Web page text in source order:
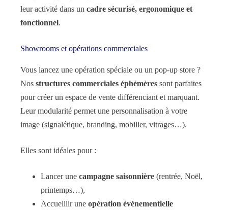
leur activité dans un cadre sécurisé, ergonomique et
fonctionnel.
Showrooms et opérations commerciales
Vous lancez une opération spéciale ou un pop-up store ?
Nos structures commerciales éphémères sont parfaites
pour créer un espace de vente différenciant et marquant.
Leur modularité permet une personnalisation à votre
image (signalétique, branding, mobilier, vitrages…).
Elles sont idéales pour :
Lancer une campagne saisonnière (rentrée, Noël,
printemps…),
Accueillir une opération événementielle